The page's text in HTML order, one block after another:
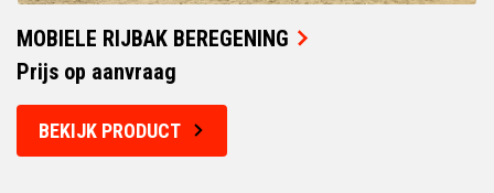
MOBIELE RIJBAK BEREGENING
Prijs op aanvraag
BEKIJK PRODUCT